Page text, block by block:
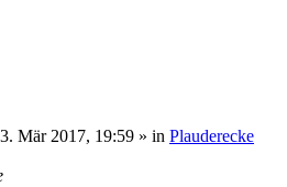
Mär 2017, 19:59 » in Plauderecke